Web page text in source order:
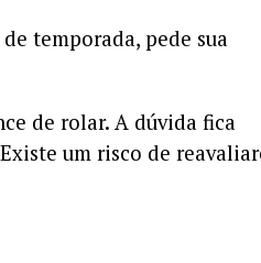
temporada, pede sua
de rolar. A dúvida fica
um risco de